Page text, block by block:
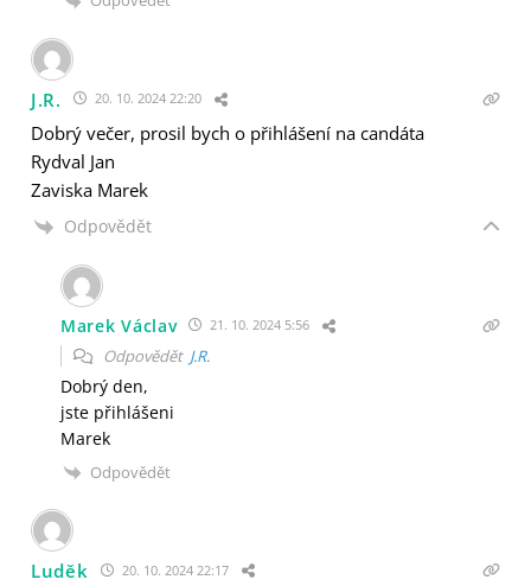
J.R. 20. 10. 2024 22:20
Dobrý večer, prosil bych o přihlášení na candáta
Rydval Jan
Zaviska Marek
Odpovědět
Marek Václav 21. 10. 2024 5:56
Odpovědět J.R.
Dobrý den,
jste přihlášeni
Marek
Odpovědět
Luděk 20. 10. 2024 22:17